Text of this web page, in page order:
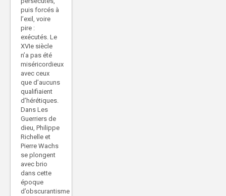
puis forcés à
l’exil, voire
pire :
exécutés. Le
XVIe siècle
n’a pas été
miséricordieux
avec ceux
que d’aucuns
qualifiaient
d’hérétiques.
Dans Les
Guerriers de
dieu, Philippe
Richelle et
Pierre Wachs
se plongent
avec brio
dans cette
époque
d’obscurantisme